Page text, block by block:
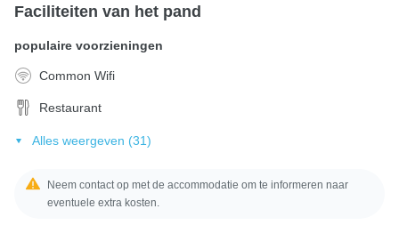
Faciliteiten van het pand
populaire voorzieningen
Common Wifi
Restaurant
Alles weergeven (31)
Neem contact op met de accommodatie om te informeren naar
eventuele extra kosten.